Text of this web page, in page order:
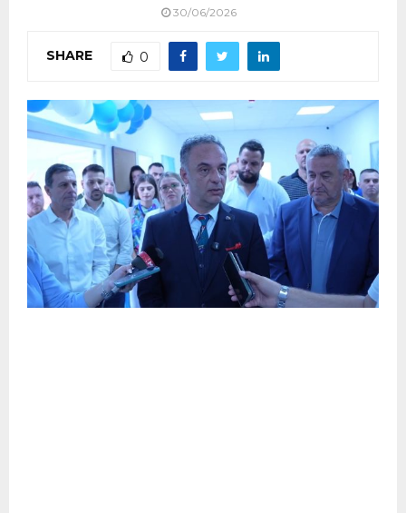
30/06/2026
SHARE 0